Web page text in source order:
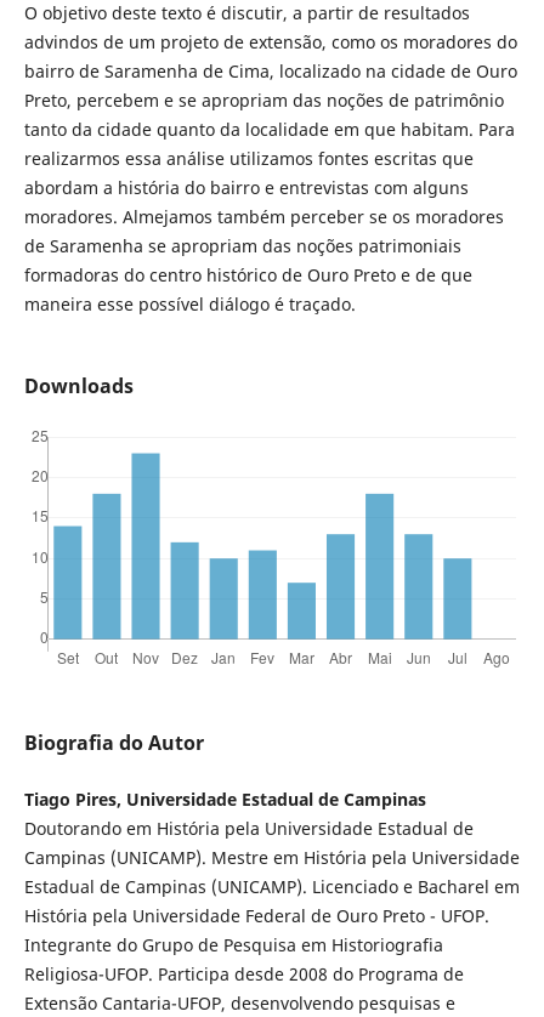
O objetivo deste texto é discutir, a partir de resultados
advindos de um projeto de extensão, como os moradores do
bairro de Saramenha de Cima, localizado na cidade de Ouro
Preto, percebem e se apropriam das noções de patrimônio
tanto da cidade quanto da localidade em que habitam. Para
realizarmos essa análise utilizamos fontes escritas que
abordam a história do bairro e entrevistas com alguns
moradores. Almejamos também perceber se os moradores
de Saramenha se apropriam das noções patrimoniais
formadoras do centro histórico de Ouro Preto e de que
maneira esse possível diálogo é traçado.
Downloads
Biografia do Autor
Tiago Pires, Universidade Estadual de Campinas
Doutorando em História pela Universidade Estadual de
Campinas (UNICAMP). Mestre em História pela Universidade
Estadual de Campinas (UNICAMP). Licenciado e Bacharel em
História pela Universidade Federal de Ouro Preto - UFOP.
Integrante do Grupo de Pesquisa em Historiografia
Religiosa-UFOP. Participa desde 2008 do Programa de
Extensão Cantaria-UFOP, desenvolvendo pesquisas e